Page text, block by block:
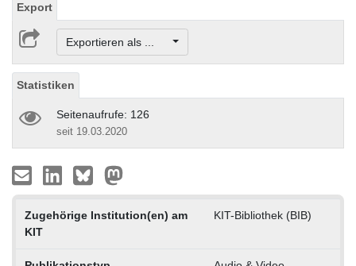
Export
Exportieren als ...
Statistiken
Seitenaufrufe: 126
seit 19.03.2020
Zugehörige Institution(en) am
KIT
KIT-Bibliothek (BIB)